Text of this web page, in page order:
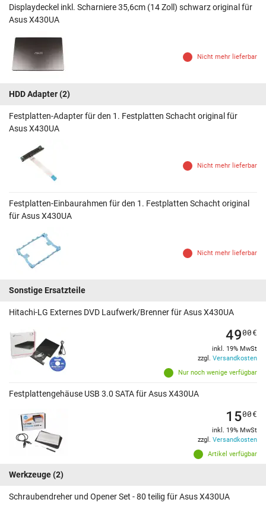
Displaydeckel inkl. Scharniere 35,6cm (14 Zoll) schwarz original für
Asus X430UA
Nicht mehr lieferbar
HDD Adapter(2)
Festplatten-Adapter für den 1. Festplatten Schacht original für
Asus X430UA
Nicht mehr lieferbar
Festplatten-Einbaurahmen für den 1. Festplatten Schacht original
für Asus X430UA
Nicht mehr lieferbar
Sonstige Ersatzteile
Hitachi-LG Externes DVD Laufwerk/Brenner für Asus X430UA
Nur noch wenige verfügbar
4900€
inkl. 19% MwSt
zzgl. Versandkosten
Festplattengehäuse USB 3.0 SATA für Asus X430UA
Artikel verfügbar
1500€
inkl. 19% MwSt
zzgl. Versandkosten
Werkzeuge(2)
Schraubendreher und Opener Set - 80 teilig für Asus X430UA